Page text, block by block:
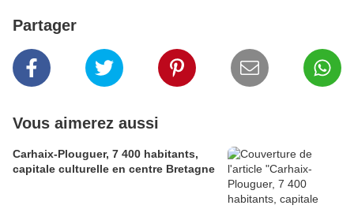
Partager
Vous aimerez aussi
Carhaix-Plouguer, 7 400 habitants,
capitale culturelle en centre Bretagne